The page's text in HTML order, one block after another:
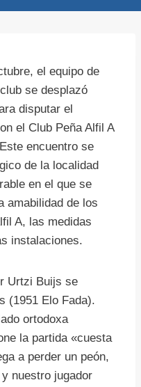
el equipo de
se desplazó
disputar el
el Club Peña Alfil A
encuentro se
de la localidad
en el que se
amabilidad de los
A, las medidas
instalaciones.
Urtzi Buijs se
(1951 Elo Fada).
ortodoxa
la partida «cuesta
a perder un peón,
nuestro jugador